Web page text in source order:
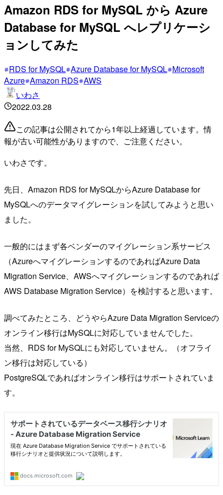
Amazon RDS for MySQL から Azure
Database for MySQL へレプリケーシ
ョンしてみた
RDS for MySQL Azure Database for MySQL Microsoft
Azure Amazon RDS AWS
いわさ
2022.03.28
この記事は公開されてから1年以上経過しています。情
報が古い可能性がありますので、ご注意ください。
いわさです。
先日、Amazon RDS for MySQLからAzure Database for
MySQLへのデータマイグレーションを試してみようと思い
ました。
一般的にはまず各ベンダーのマイグレーション系サービス
（AzureへマイグレーションするのであればAzure Data
Migration Service、AWSへマイグレーションするのであれば
AWS Database Migration Service）を検討すると思います。
調べてみたところ、どうやらAzure Data Migration Serviceの
オンライン移行はMySQLに対応していませんでした。
当然、RDS for MySQLにも対応していません。（オフライ
ン移行は対応している）
PostgreSQLであればオンライン移行はサポートされていま
す。